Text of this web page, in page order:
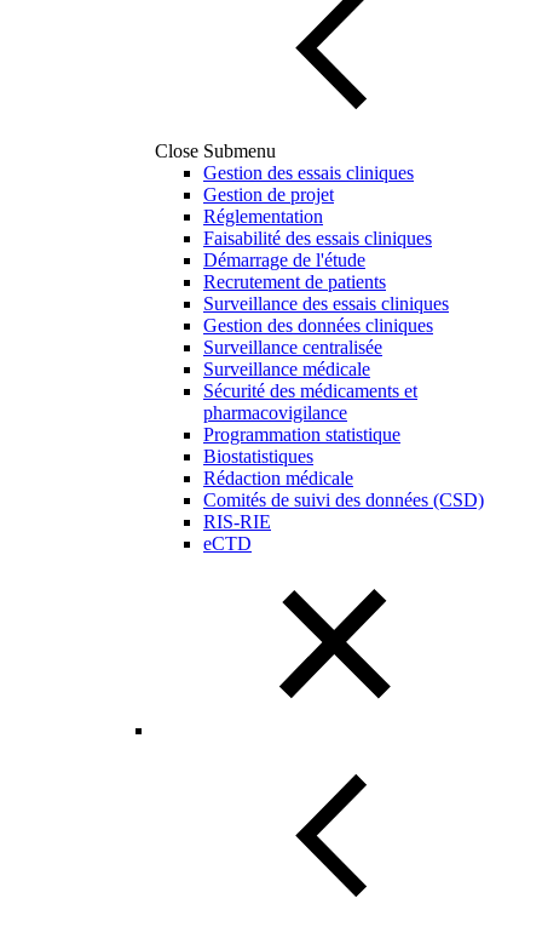
Close Submenu
Gestion des essais cliniques
Gestion de projet
Réglementation
Faisabilité des essais cliniques
Démarrage de l'étude
Recrutement de patients
Surveillance des essais cliniques
Gestion des données cliniques
Surveillance centralisée
Surveillance médicale
Sécurité des médicaments et
pharmacovigilance
Programmation statistique
Biostatistiques
Rédaction médicale
Comités de suivi des données (CSD)
RIS-RIE
eCTD